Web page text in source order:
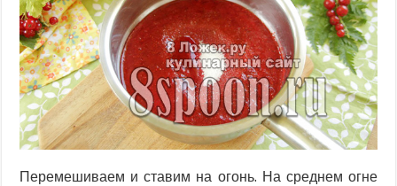
Перемешиваем и ставим на огонь. На среднем огне